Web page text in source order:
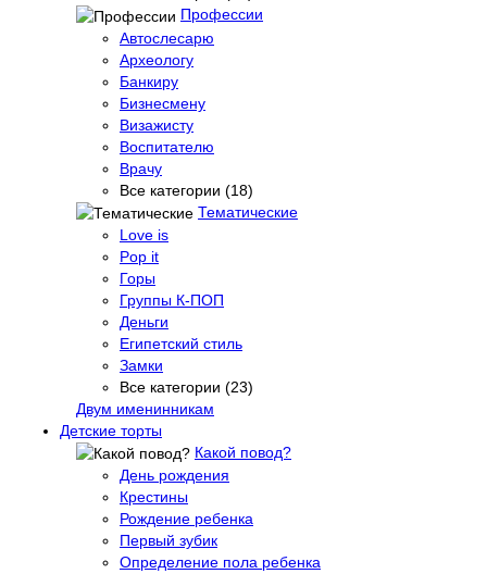
Профессии
Автослесарю
Археологу
Банкиру
Бизнесмену
Визажисту
Воспитателю
Врачу
Все категории (18)
Тематические
Love is
Pop it
Горы
Группы К-ПОП
Деньги
Египетский стиль
Замки
Все категории (23)
Двум именинникам
Детские торты
Какой повод?
День рождения
Крестины
Рождение ребенка
Первый зубик
Определение пола ребенка